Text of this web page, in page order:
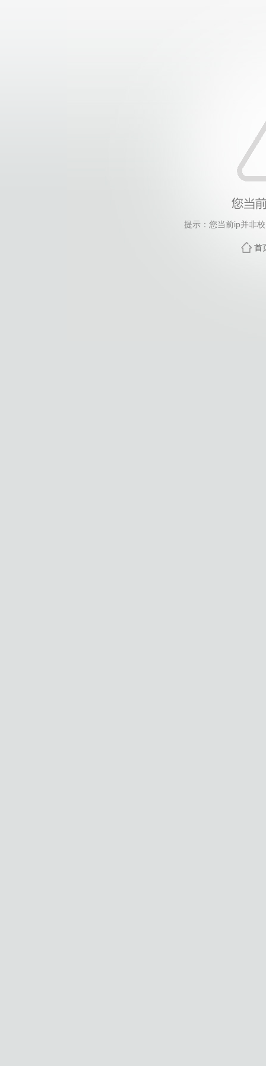
提示：您当前ip并非
首